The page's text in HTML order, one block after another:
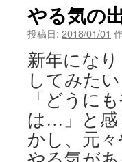
やる気の
投稿日: 2018/01/01
新年にな
してみた
「どうに
は…」と感
かし、元